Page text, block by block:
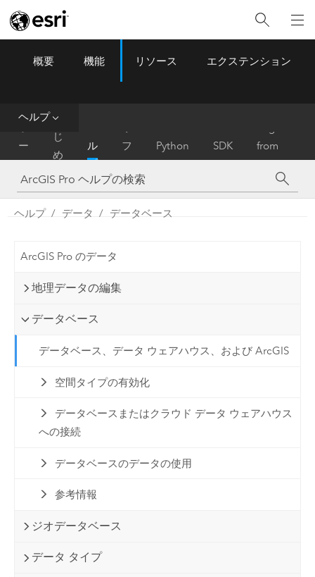
ArcGIS Pro Menu
概要 機能 リソース エクステンション
ヘルプ
ー
ム
は
じ
め
に
ル
プ
フ
ァ
レ
ン
Python SDK
from
ArcMap
ヘルプ データ データベース
ArcGIS Pro のデータ
地理データの編集
データベース
データベース、データ ウェアハウス、および ArcGIS
空間タイプの有効化
データベースまたはクラウド データ ウェアハウス
への接続
データベースのデータの使用
参考情報
ジオデータベース
データ タイプ